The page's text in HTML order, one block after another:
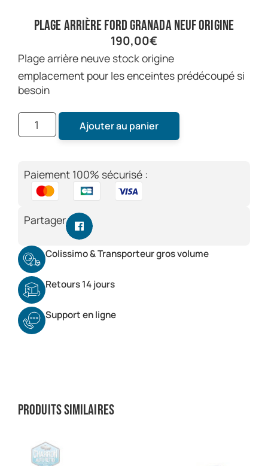
plage arrière ford granada neuf origine
190,00€
plage arrière neuve stock origine
emplacement pour les enceintes prédécoupé si
besoin
Ajouter au panier
Paiement 100% sécurisé :
Partager
Colissimo & Transporteur gros volume
Retours 14 jours
Support en ligne
Produits similaires